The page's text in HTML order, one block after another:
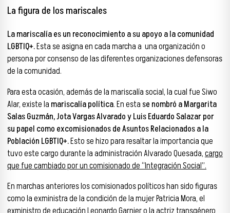
La figura de los mariscales
La mariscalía es un reconocimiento a su apoyo a la comunidad
LGBTIQ+.Esta se asigna en cada marcha a una organización o
persona por consenso de las diferentes organizaciones defensoras
de la comunidad.
Para esta ocasión, además de la mariscalía social, la cual fue Siwo
Alar, existe la mariscalía política. En estase nombró a Margarita
Salas Guzmán, Jota Vargas Alvarado y Luis Eduardo Salazar por
su papel como excomisionados de Asuntos Relacionados a la
Población LGBTIQ+.Esto se hizo para resaltar la importancia que
tuvo este cargo durante la administración Alvarado Quesada,cargo
que fue cambiado por un comisionado de “Integración Social”.
En marchas anteriores los comisionados políticos han sido figuras
como la exministra de la condición de la mujer Patricia Mora, el